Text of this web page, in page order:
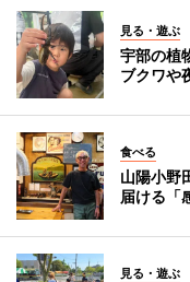
見る・遊ぶ
宇部の植
ブクワや
食べる
山陽小野
届ける「
見る・遊ぶ